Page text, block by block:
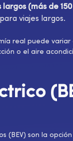
largos (más de
viajes largos.
real puede
o el aire
(BEV) son la